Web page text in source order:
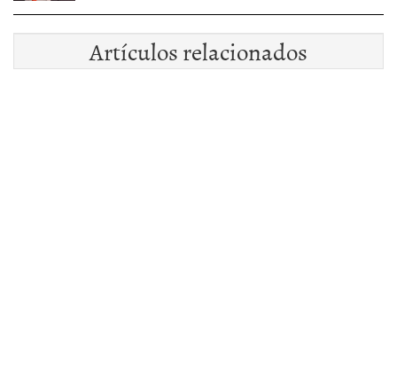
Artículos relacionados